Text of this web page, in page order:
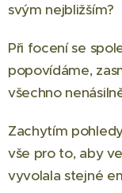
svým nejbližším?
Při focení se
popovídáme,
všechno
Zachytím
vše pro to, aby
vyvolala stejné